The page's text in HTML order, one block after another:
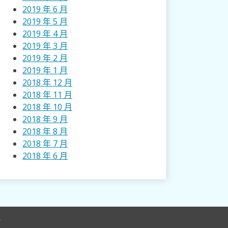
2019 年 6 月
2019 年 5 月
2019 年 4 月
2019 年 3 月
2019 年 2 月
2019 年 1 月
2018 年 12 月
2018 年 11 月
2018 年 10 月
2018 年 9 月
2018 年 8 月
2018 年 7 月
2018 年 6 月